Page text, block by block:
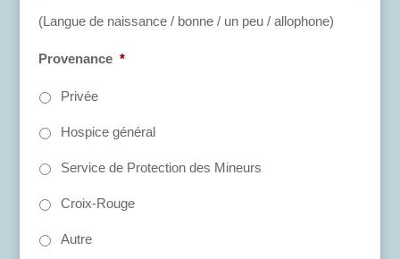
(Langue de naissance / bonne / un peu / allophone)
Provenance *
Privée
Hospice général
Service de Protection des Mineurs
Croix-Rouge
Autre